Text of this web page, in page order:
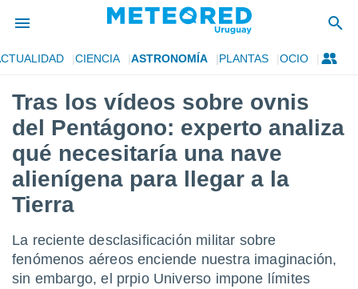
de
ha
para
la
que se
calidad.
las
y
CIENCIA ASTRONOMÍA PLANTAS OCIO
Tras los vídeos sobre ovnis
del Pentágono: experto analiza
qué necesitaría una nave
alienígena para llegar a la
Tierra
La reciente desclasificación militar sobre
fenómenos aéreos enciende nuestra imaginación,
sin embargo, el prpio Universo impone límites